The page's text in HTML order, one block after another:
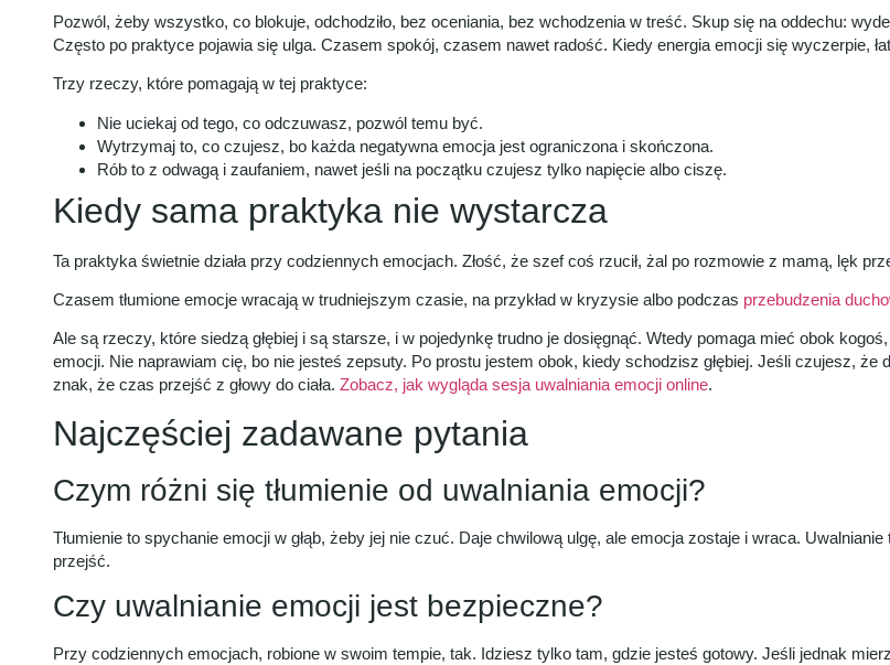
Pozwól, żeby wszystko, co blokuje, odchodziło, bez oceniania, bez wchodzenia w treść. Skup się na oddechu:
Często po praktyce pojawia się ulga. Czasem spokój, czasem nawet radość. Kiedy energia emocji się wyczerpie,
Trzy rzeczy, które pomagają w tej praktyce:
Nie uciekaj od tego, co odczuwasz, pozwól temu być.
Wytrzymaj to, co czujesz, bo każda negatywna emocja jest ograniczona i skończona.
Rób to z odwagą i zaufaniem, nawet jeśli na początku czujesz tylko napięcie albo ciszę.
Kiedy sama praktyka nie wystarcza
Ta praktyka świetnie działa przy codziennych emocjach. Złość, że szef coś rzucił, żal po rozmowie z mamą, lęk
Czasem tłumione emocje wracają w trudniejszym czasie, na przykład w kryzysie albo podczas przebudzenia
Ale są rzeczy, które siedzą głębiej i są starsze, i w pojedynkę trudno je dosięgnąć. Wtedy pomaga mieć obok
emocji. Nie naprawiam cię, bo nie jesteś zepsuty. Po prostu jestem obok, kiedy schodzisz głębiej. Jeśli czujesz,
znak, że czas przejść z głowy do ciała. Zobacz, jak wygląda sesja uwalniania emocji online.
Najczęściej zadawane pytania
Czym różni się tłumienie od uwalniania emocji?
Tłumienie to spychanie emocji w głąb, żeby jej nie czuć. Daje chwilową ulgę, ale emocja zostaje i wraca.
przejść.
Czy uwalnianie emocji jest bezpieczne?
Przy codziennych emocjach, robione w swoim tempie, tak. Idziesz tylko tam, gdzie jesteś gotowy. Jeśli jednak